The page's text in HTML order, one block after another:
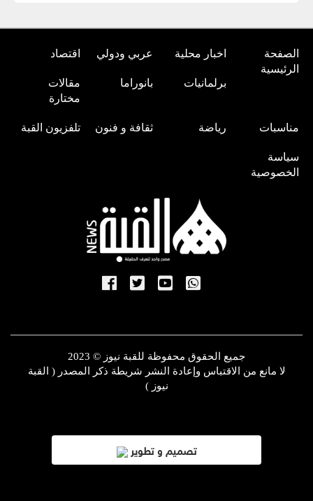
الصفحة
الرئيسية
اخبار محلية عربي ودولي اقتصاد
برلمانيات بانوراما
مقالات
مختارة
مناسبات رياضة ثقافة و فنون تلفزيون القبة
سياسة
الخصوصية
جميع الحقوق محفوظة للقبة نيوز © 2023
لا مانع من الاقتباس وإعادة النشر شريطة ذكر المصدر ( القبة
نيوز )
تصميم و تطوير